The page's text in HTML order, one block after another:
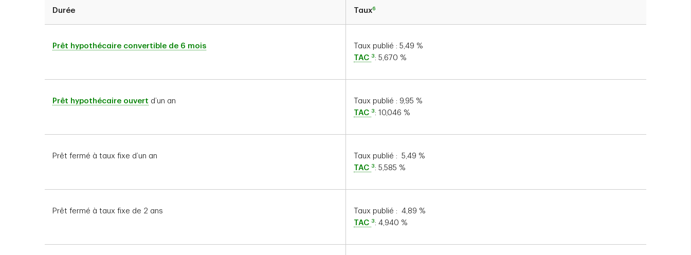
Durée Taux6
Prêt hypothécaire convertible de 6 mois Taux publié : 5,49 %
TAC 3 : 5,670 %
Prêt hypothécaire ouvert d’un an Taux publié : 9,95 %
TAC 3 : 10,046 %
Prêt fermé à taux fixe d’un an Taux publié : 5,49 %
TAC 3 : 5,585 %
Prêt fermé à taux fixe de 2 ans Taux publié : 4,89 %
TAC 3 : 4,940 %